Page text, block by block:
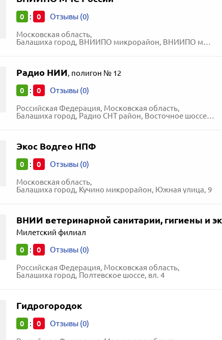
0 : 0 Отзывы (0)
Московская область,
Балашиха город, ВНИИПО микрорайон, ВНИИПО микрорайон, 12
Радио НИИ, полигон № 12
0 : 0 Отзывы (0)
Российская Федерация, Московская область,
Балашиха город, Радио СНТ район, Восточное шоссе, вл. 4
Экос Водгео НПФ
0 : 0 Отзывы (0)
Московская область,
Балашиха город, Кучино микрорайон, Южная улица, 9
ВНИИ ветеринарной санитарии, гигиены и
Милетский филиал
0 : 0 Отзывы (0)
Российская Федерация, Московская область,
Балашиха город, Полтевское шоссе, вл. 4
Гидрогородок
0 : 0 Отзывы (0)